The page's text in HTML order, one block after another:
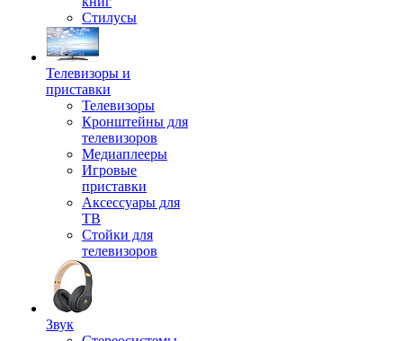
Стилусы
Телевизоры и
приставки
Телевизоры
Кронштейны для
телевизоров
Медиаплееры
Игровые
приставки
Аксессуары для
ТВ
Стойки для
телевизоров
Звук